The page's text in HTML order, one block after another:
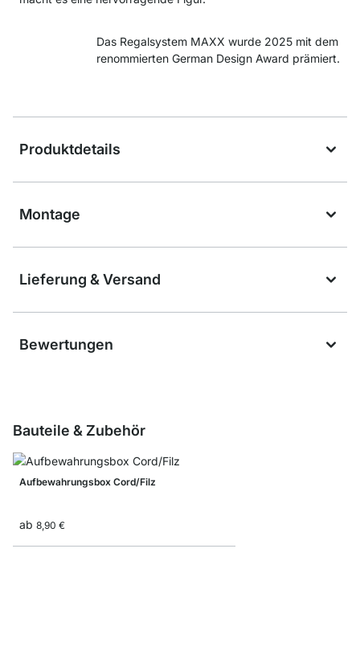
Das Regalsystem MAXX wurde 2025 mit dem
renommierten German Design Award prämiert.
Produktdetails
Montage
Lieferung & Versand
Bewertungen
Bauteile & Zubehör
Aufbewahrungsbox Cord/Filz
ab 8,90 €